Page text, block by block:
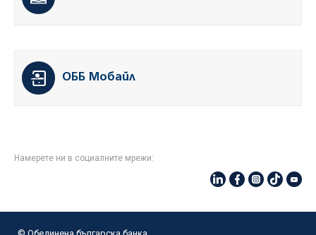
ОББ Мобайл
Намерете ни в социалните мрежи: